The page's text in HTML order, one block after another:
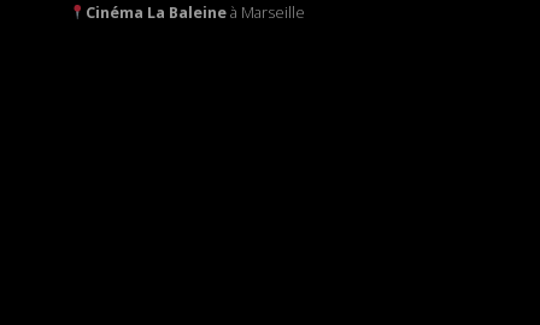
Cinéma La Baleineà Marseille